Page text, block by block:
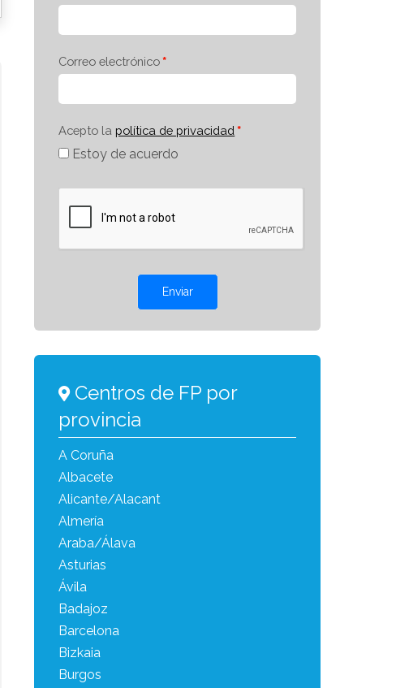
Correo electrónico
Acepto la política de privacidad
Estoy de acuerdo
Enviar
Centros de FP por
provincia
A Coruña
Albacete
Alicante/Alacant
Almería
Araba/Álava
Asturias
Ávila
Badajoz
Barcelona
Bizkaia
Burgos